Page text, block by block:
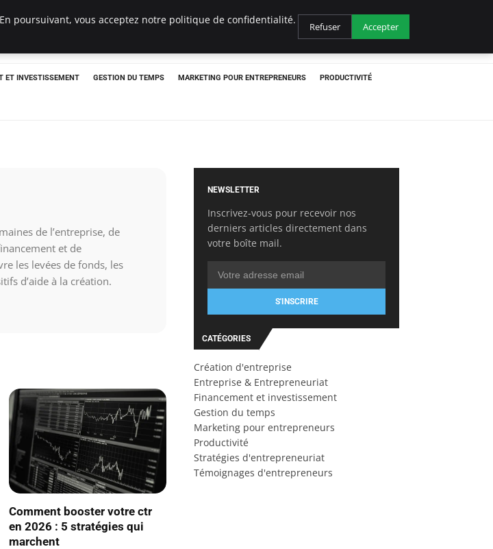
ET INVESTISSEMENT GESTION DU TEMPS MARKETING POUR ENTREPRENEURS PRODUCTIVITÉ
de l’entreprise, de
et de
les levées de fonds, les
d’aide à la création.
Comment booster votre ctr
en 2026 : 5 stratégies qui
marchent
NEWSLETTER
Inscrivez-vous pour recevoir nos
derniers articles directement dans
votre boîte mail.
S'INSCRIRE
CATÉGORIES
Création d'entreprise
Entreprise & Entrepreneuriat
Financement et investissement
Gestion du temps
Marketing pour entrepreneurs
Productivité
Stratégies d'entrepreneuriat
Témoignages d'entrepreneurs
poursuivant, vous acceptez notre politique de confidentialité.
Refuser Accepter